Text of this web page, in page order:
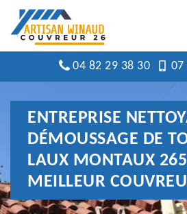
04 82 29 38 30 07
ENTREPRISE
DÉMOUSSAGE DE
LAUX MONTAUX
MEILLEUR